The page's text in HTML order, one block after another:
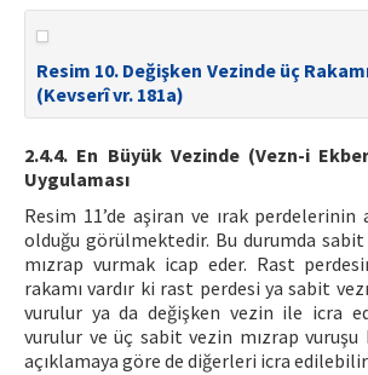
Resim 10. Değişken Vezinde üç
(Kevserî vr. 181a)
2.4.4. En Büyük Vezinde (Vezn-i
Uygulaması
Resim 11’de aşiran ve ırak perdelerinin
olduğu görülmektedir. Bu durumda
mızrap vurmak icap eder. Rast
rakamı vardır ki rast perdesi ya sabit
vurulur ya da değişken vezin ile icra
vurulur ve üç sabit vezin mızrap vuruşu
açıklamaya göre de diğerleri icra edilebilir